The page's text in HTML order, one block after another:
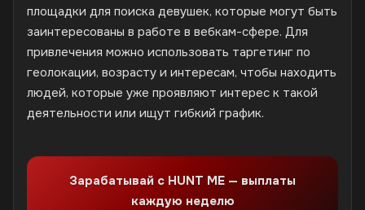
площадки для поиска девушек, которые могут быть
заинтересованы в работе в вебкам-сфере. Для
привлечения можно использовать таргетинг по
геолокации, возрасту и интересам, чтобы находить
людей, которые уже проявляют интерес к такой
деятельности или ищут гибкий график.
Зарабатывай с HUNT ME — выплаты
каждую неделю